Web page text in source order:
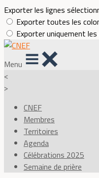
Exporter les lignes
Exporter toutes les
Exporter uniquement
Menu
<
>
CNEF
Membres
Territoires
Agenda
Célébrations 2025
Semaine de prière